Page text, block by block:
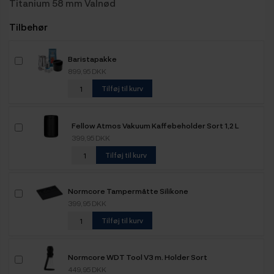
Titanium 58 mm Valnød
Tilbehør
Baristapakke
899,95 DKK
Tilføj til kurv
Fellow Atmos Vakuum Kaffebeholder Sort 1,2 L
399,95 DKK
Tilføj til kurv
Normcore Tampermåtte Silikone
399,95 DKK
Tilføj til kurv
Normcore WDT Tool V3 m. Holder Sort
449,95 DKK